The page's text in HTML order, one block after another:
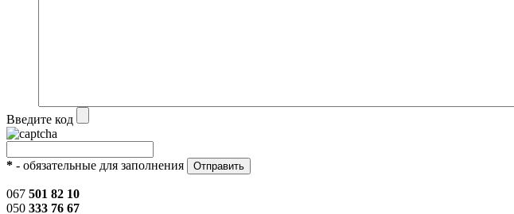
Введите код
* - обязательные для заполнения
067 501 82 10
050 333 76 67